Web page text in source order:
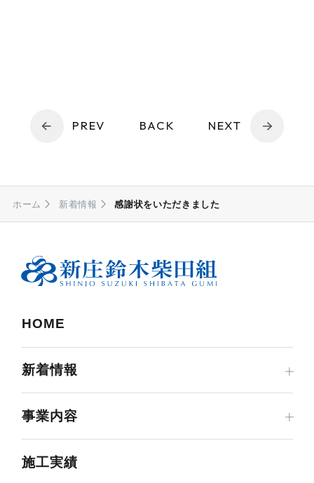
PREV BACK NEXT
ホーム 新着情報 感謝状をいただきました
HOME
新着情報
事業内容
施工実績